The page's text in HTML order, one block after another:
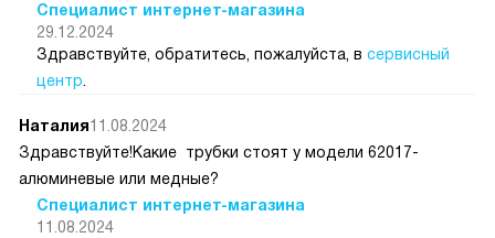
Специалист интернет-магазина
29.12.2024
Здравствуйте, обратитесь, пожалуйста, в сервисный
центр.
Наталия11.08.2024
Здравствуйте!Какие трубки стоят у модели 62017-
алюминевые или медные?
Специалист интернет-магазина
11.08.2024